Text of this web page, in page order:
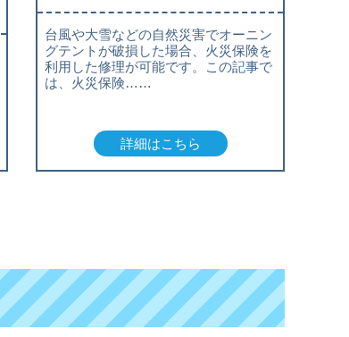
台風や大雪などの自然災害でオーニン
グテントが破損した場合、火災保険を
利用した修理が可能です。この記事で
は、火災保険……
詳細はこちら